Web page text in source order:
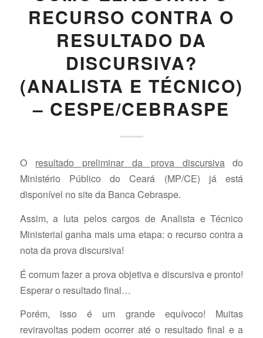
RECURSO CONTRA O
RESULTADO DA
DISCURSIVA?
(ANALISTA E TÉCNICO)
– CESPE/CEBRASPE
O resultado preliminar da prova discursivado
Ministério Público do Ceará (MP/CE) já está
disponível no site da Banca Cebraspe.
Assim, a luta pelos cargos de Analista e Técnico
Ministerial ganha mais uma etapa: o recurso contra a
nota da prova discursiva!
É comum fazer a prova objetiva e discursiva e pronto!
Esperar o resultado final…
Porém, isso é um grande equívoco! Muitas
reviravoltas podem ocorrer até o resultado final e a